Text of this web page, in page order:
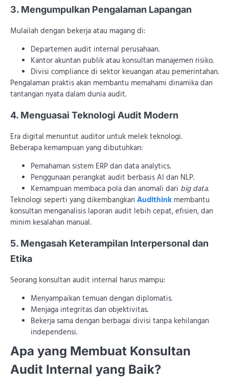
3. Mengumpulkan Pengalaman Lapangan
Mulailah dengan bekerja atau magang di:
Departemen audit internal perusahaan.
Kantor akuntan publik atau konsultan manajemen risiko.
Divisi compliance di sektor keuangan atau pemerintahan.
Pengalaman praktis akan membantu memahami dinamika dan
tantangan nyata dalam dunia audit.
4. Menguasai Teknologi Audit Modern
Era digital menuntut auditor untuk melek teknologi.
Beberapa kemampuan yang dibutuhkan:
Pemahaman sistem ERP dan data analytics.
Penggunaan perangkat audit berbasis AI dan NLP.
Kemampuan membaca pola dan anomali dari big data.
Teknologi seperti yang dikembangkan Audithink membantu
konsultan menganalisis laporan audit lebih cepat, efisien, dan
minim kesalahan manual.
5. Mengasah Keterampilan Interpersonal dan
Etika
Seorang konsultan audit internal harus mampu:
Menyampaikan temuan dengan diplomatis.
Menjaga integritas dan objektivitas.
Bekerja sama dengan berbagai divisi tanpa kehilangan
independensi.
Apa yang Membuat Konsultan
Audit Internal yang Baik?